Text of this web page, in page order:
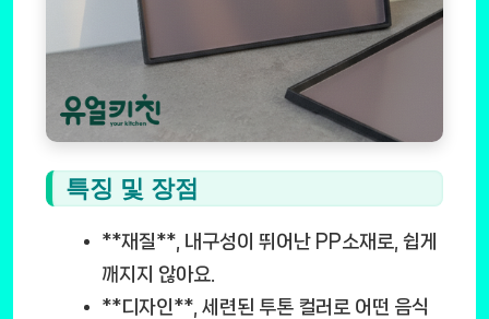
특징 및 장점
**재질**, 내구성이 뛰어난 PP소재로, 쉽게
깨지지 않아요.
**디자인**, 세련된 투톤 컬러로 어떤 음식